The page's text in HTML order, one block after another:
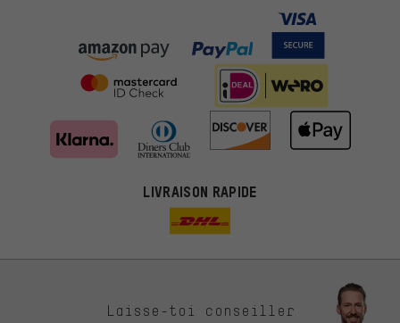
LIVRAISON RAPIDE
Laisse-toi conseiller
Des offres plus adaptées